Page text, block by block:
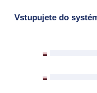
Vstupujete do